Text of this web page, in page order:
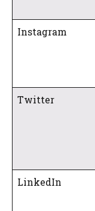
Instagram
Twitter
LinkedIn